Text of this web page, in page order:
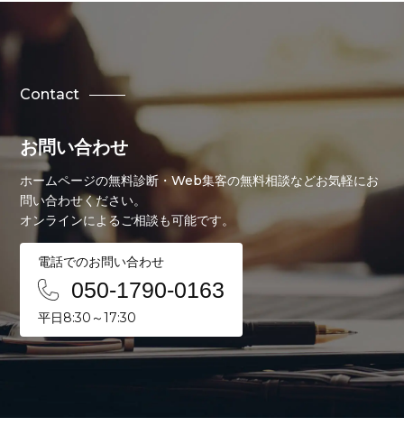
Contact
お問い合わせ
ホームページの無料診断・Web集客の無料相談などお気軽にお
問い合わせください。
オンラインによるご相談も可能です。
電話でのお問い合わせ
050-1790-0163
平日8:30～17:30